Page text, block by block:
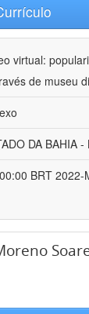
virtual:
de museu
DA BAHIA -
BRT 2022-